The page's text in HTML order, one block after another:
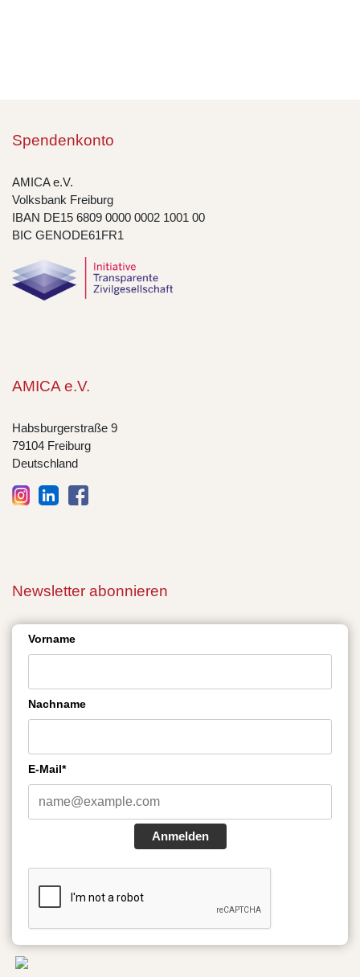
Spendenkonto
AMICA e.V.
Volksbank Freiburg
IBAN DE15 6809 0000 0002 1001 00
BIC GENODE61FR1
AMICA e.V.
Habsburgerstraße 9
79104 Freiburg
Deutschland
Newsletter abonnieren
Vorname
Nachname
E-Mail*
Anmelden